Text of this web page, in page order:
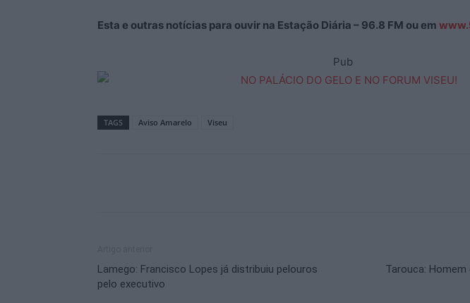
Esta e outras notícias para ouvir na Estação Diária – 96.8 FM ou em
Pub
TAGS Aviso Amarelo Viseu
Lamego: Francisco Lopes já distribuiu pelouros
pelo executivo
Tarouca: